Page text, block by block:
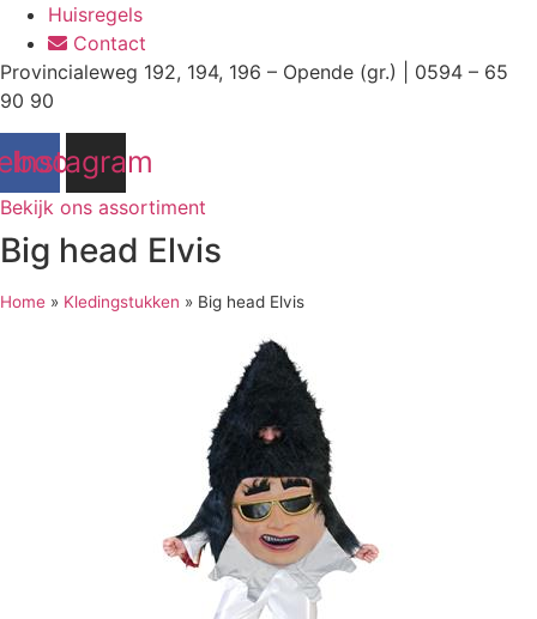
Huisregels
Contact
Provincialeweg 192, 194, 196 – Opende (gr.) | 0594 – 65
90 90
Instagram
Bekijk ons assortiment
Big head Elvis
Home » Kledingstukken » Big head Elvis